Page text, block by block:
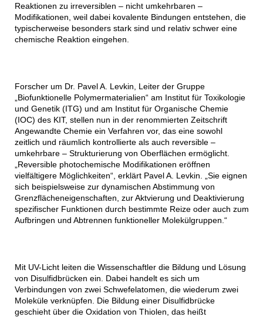
Reaktionen zu irreversiblen – nicht umkehrbaren –
Modifikationen, weil dabei kovalente Bindungen entstehen, die
typischerweise besonders stark sind und relativ schwer eine
chemische Reaktion eingehen.
Forscher um Dr. Pavel A. Levkin, Leiter der Gruppe
„Biofunktionelle Polymermaterialien“ am Institut für Toxikologie
und Genetik (ITG) und am Institut für Organische Chemie
(IOC) des KIT, stellen nun in der renommierten Zeitschrift
Angewandte Chemie ein Verfahren vor, das eine sowohl
zeitlich und räumlich kontrollierte als auch reversible –
umkehrbare – Strukturierung von Oberflächen ermöglicht.
„Reversible photochemische Modifikationen eröffnen
vielfältigere Möglichkeiten“, erklärt Pavel A. Levkin. „Sie eignen
sich beispielsweise zur dynamischen Abstimmung von
Grenzflächeneigenschaften, zur Aktvierung und Deaktivierung
spezifischer Funktionen durch bestimmte Reize oder auch zum
Aufbringen und Abtrennen funktioneller Molekülgruppen.“
Mit UV-Licht leiten die Wissenschaftler die Bildung und Lösung
von Disulfidbrücken ein. Dabei handelt es sich um
Verbindungen von zwei Schwefelatomen, die wiederum zwei
Moleküle verknüpfen. Die Bildung einer Disulfidbrücke
geschieht über die Oxidation von Thiolen, das heißt